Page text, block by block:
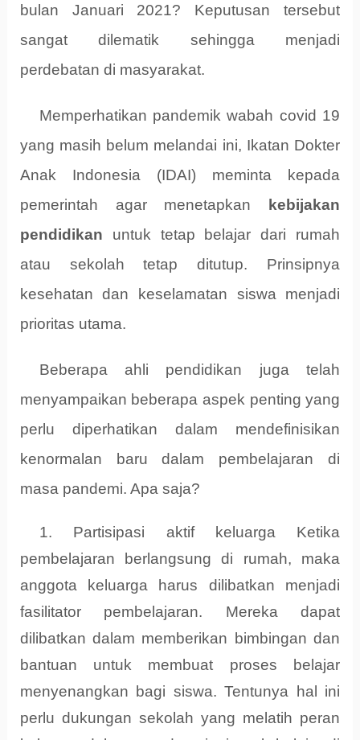
bulan Januari 2021? Keputusan tersebut
sangat dilematik sehingga menjadi
perdebatan di masyarakat.
Memperhatikan pandemik wabah covid 19
yang masih belum melandai ini, Ikatan Dokter
Anak Indonesia (IDAI) meminta kepada
pemerintah agar menetapkan
kebijakan
pendidikan untuk tetap belajar dari rumah
atau sekolah tetap ditutup. Prinsipnya
kesehatan dan keselamatan siswa menjadi
prioritas utama.
Beberapa ahli pendidikan juga telah
menyampaikan beberapa aspek penting yang
perlu diperhatikan dalam mendefinisikan
kenormalan baru dalam pembelajaran di
masa pandemi. Apa saja?
1. Partisipasi aktif keluarga Ketika
pembelajaran berlangsung di rumah, maka
anggota keluarga harus dilibatkan menjadi
fasilitator pembelajaran. Mereka dapat
dilibatkan dalam memberikan bimbingan dan
bantuan untuk membuat proses belajar
menyenangkan bagi siswa. Tentunya hal ini
perlu dukungan sekolah yang melatih peran